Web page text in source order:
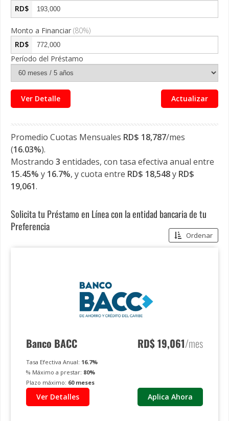
RD$
Monto a Financiar (80%)
RD$
Período del Préstamo
Ver Detalle Actualizar
Promedio Cuotas Mensuales RD$ 18,787/mes
(16.03%).
Mostrando 3 entidades, con tasa efectiva anual entre
15.45% y 16.7%, y cuota entre RD$ 18,548y RD$
19,061.
Solicita tu Préstamo en Línea con la entidad bancaria de tu
Preferencia
Ordenar
Banco BACC RD$19,061/mes
Tasa Efectiva Anual: 16.7%
% Máximo a prestar: 80%
Plazo máximo: 60meses
Ver Detalles Aplica Ahora